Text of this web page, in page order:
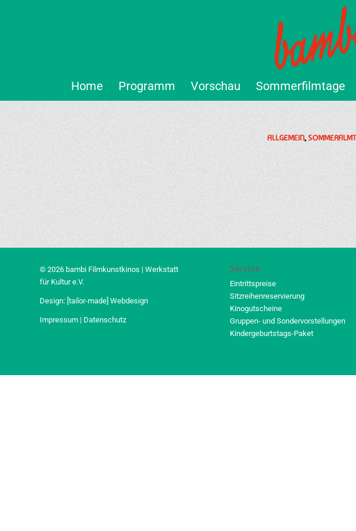
Home Programm Vorschau Sommerfilmtage
ALLGEMEIN,
© 2026 bambi Filmkunstkinos | Werkstatt
für Kultur e.V.
Design: [tailor-made] Webdesign
Impressum | Datenschutz
Service
Eintrittspreise
Sitzreihenreservierung
Kinogutscheine
Gruppen- und Sondervorstellungen
Kindergeburtstags-Paket